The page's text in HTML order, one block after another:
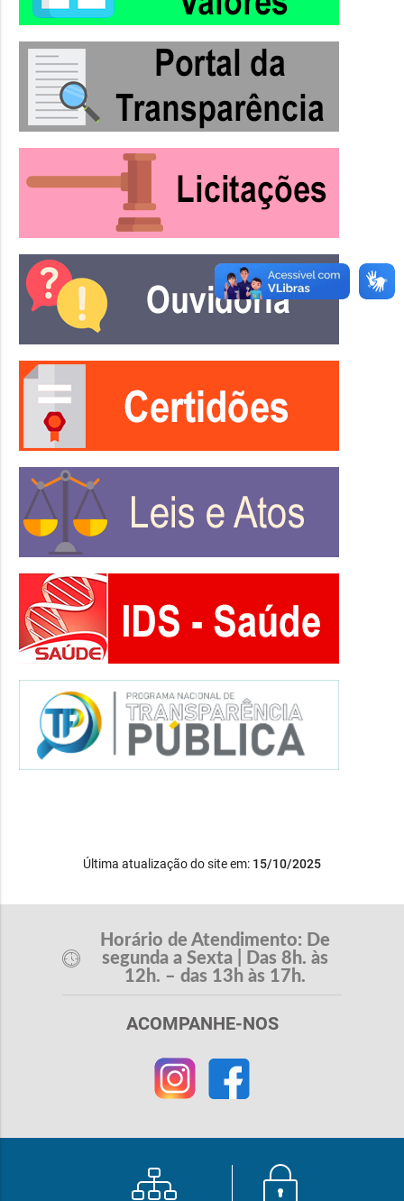
Última atualização do site em: 15/10/2025
Horário de Atendimento: De
segunda a Sexta | Das 8h. às
12h. – das 13h às 17h.
ACOMPANHE-NOS